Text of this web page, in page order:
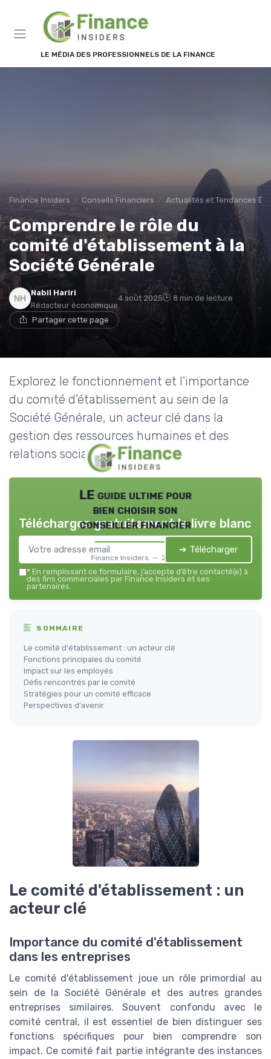
LE MÉDIA DES PROFESSIONNELS DE LA FINANCE
Finance Insiders Conseils Financiers Actualités et Tendances
Comprendre le rôle du
comité d'établissement à la
Société Générale
Nabil Hariri
Rédacteur économique
4 août 2025 8 min de lecture
Partager cette page
Explorez le fonctionnement et l'importance
du comité d'établissement au sein de la
Société Générale, un acteur clé dans la
gestion des ressources humaines et des
relations sociales.
LE guide ultime pour
bien choisir son
conseiller financier
Finance Insiders — 2026
Téléchargez gratuitement le livre blanc
➔ Télécharger
* En remplissant ce formulaire, j’accepte d’être contacté(e) à
des fins commerciales par Finance Insiders et ses
partenaires.
SOMMAIRE
Le comité d'établissement : un acteur clé
Fonctions principales du comité
Impact sur les employés
Défis rencontrés par le comité
Stratégies pour un comité efficace
Perspectives d'avenir
Le comité d'établissement : un
acteur clé
Importance du comité d'établissement
dans les entreprises
Le comité d'établissement joue un rôle primordial au
sein de la Société Générale et des autres grandes
entreprises similaires. Souvent confondu avec le
comité central, il est essentiel de bien distinguer ses
fonctions spécifiques pour bien comprendre son
impact. Ce comité fait partie intégrante des instances